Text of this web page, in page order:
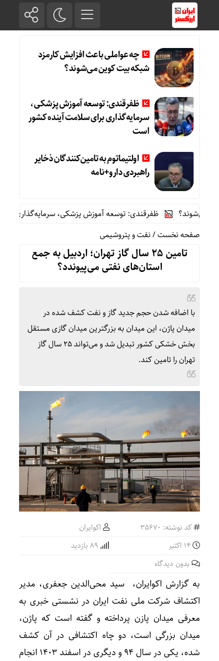
چه عواملی باعث افزایش کارمزد
شبکه بیت کوین می‌شوند؟
ظفرقندی: توسعه آموزش پزشکی،
سرمایه‌گذاری برای سلامت آینده کشور
است
اولتیماتوم به تامین‌کنندگان ذخایر
راهبردی دارو+نامه
ظفرقندی: توسعه آموزش پزشکی، سرمایه‌گذاری برای
صفحه نخست/نفت و پتروشیمی
تامین 25 سال گاز تهران؛ اردبیل به جمع
استان‌های نفتی می‌پیوندد؟
با اضافه شدن حجم جدید گاز و نفت کشف شده در
میدان پاژن، این میدان به بزرگترین میدان گازی مستقل
بخش خشکی کشور تبدیل شد و می‌تواند 25 سال گاز
تهران را تامین کند.
کد نوشته: 35670
اکوایران
بدون دیدگاه
به گزارش اکوایران، سید محی‌الدین جعفری، مدیر
اکتشاف شرکت ملی نفت ایران در نشستی خبری به
معرفی میدان پازن پرداخته و گفته است که پاژن،
میدان بزرگی است، دو چاه اکتشافی در آن کشف
شده، یکی در سال 94 و دیگری در اسفند 1403 انجام